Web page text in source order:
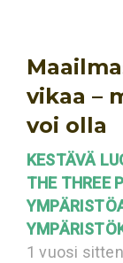
vikaa –
voi olla
KESTÄVÄ
THE THREE
1 vuosi sitten